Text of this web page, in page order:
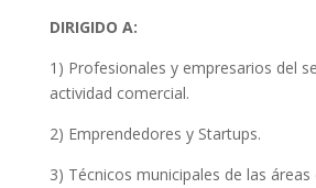
DIRIGIDO A:
1) Profesionales y empresarios del
actividad comercial.
2) Emprendedores y Startups.
3) Técnicos municipales de las áreas